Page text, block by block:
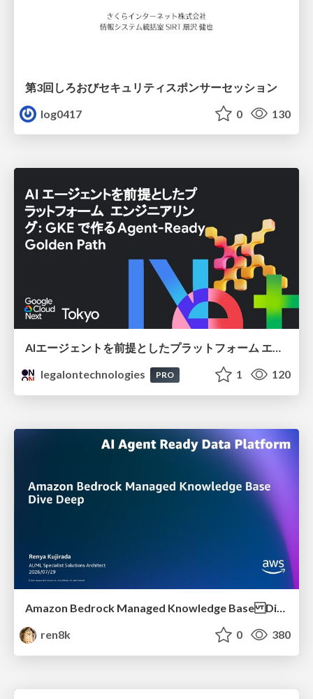
第3回しろおびセキュリティスポンサーセッション
log0417
0 130
AIエージェントを前提としたプラットフォーム エンジニアリング：GKEで作るAgent-Ready Golden Path
legalontechnologies
PRO 1 120
Amazon Bedrock Managed Knowledge Base Dive Deep
ren8k
0 380